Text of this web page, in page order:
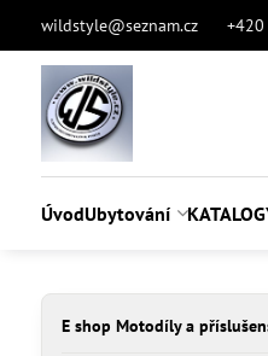
wildstyle@seznam.cz
ÚvodUbytování
E shop Motodíly a